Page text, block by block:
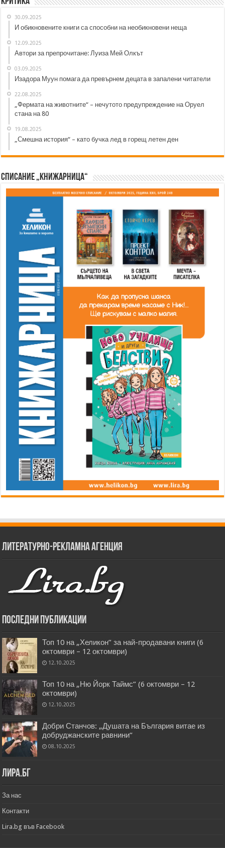
30.09.2025
И обикновените книги са способни на необикновени неща
12.09.2025
Автори за препрочитане: Луиза Мей Олкът
03.09.2025
Изадора Муун помага да превърнем децата в запалени читатели
22.08.2025
„Фермата на животните“ – нечутото предупреждение на Оруел
стана на 80
19.08.2025
„Смешна история“ – като бучка лед в горещ летен ден
Списание „Книжарница“
Литературно-рекламна агенция
Последни публикации
Топ 10 на „Хеликон” за най-продавани книги (6
октомври – 12 октомври)
12.10.2025
Топ 10 на „Ню Йорк Таймс” (6 октомври – 12
октомври)
12.10.2025
Добри Станчов: „Душата на България витае из
добруджанските равнини“
08.10.2025
Лира.бг
За нас
Контакти
Lira.bg във Facebook